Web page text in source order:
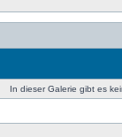
In dieser Galerie gibt es